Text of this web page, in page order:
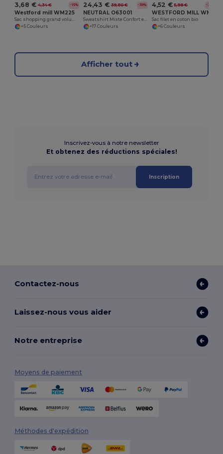
3,68 € 4,34 € -15%
Westford mill WM225
+5 Couleurs
24,43 € 39,80 € -39%
NEUTRAL O63001
+17 Couleurs
4,52 € 5,88 € -23%
Sac filet en coton bio
+6 Couleurs
Afficher tout
Inscrivez-vous à notre newsletter
Et obtenez des réductions spéciales!
Inscription
Contactez-nous
Laissez-nous vous aider
Notre entreprise
Moyens de paiement
Méthodes d'expédition